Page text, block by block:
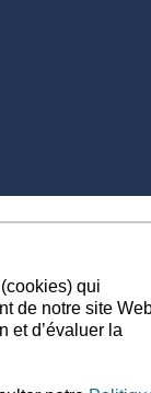
qui
de notre site
et d’évaluer la